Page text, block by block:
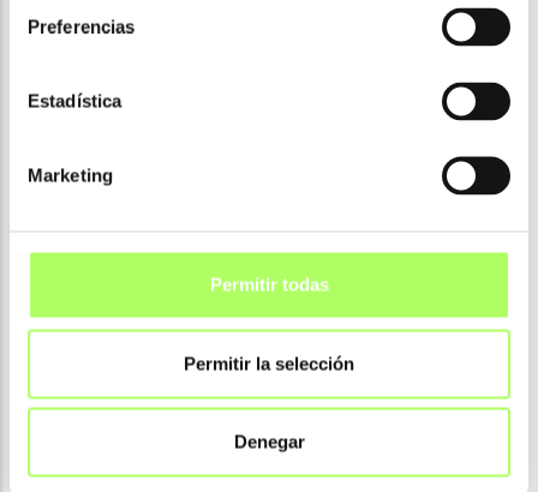
Preferencias
Estadística
Marketing
Permitir todas
Permitir la selección
Denegar
Programa de la jornada